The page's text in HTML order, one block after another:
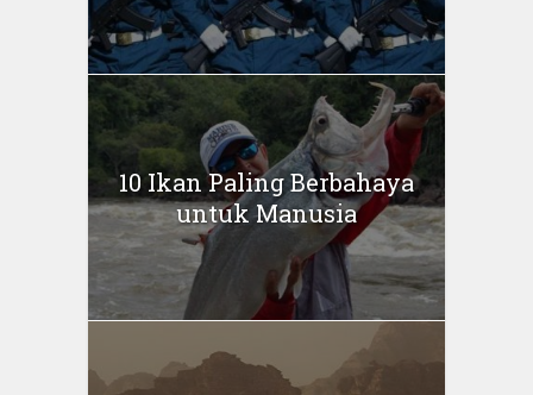
10 Ikan Paling Berbahaya
untuk Manusia